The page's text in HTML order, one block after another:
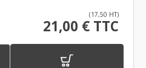
(17,50 HT)
21,00 € TTC